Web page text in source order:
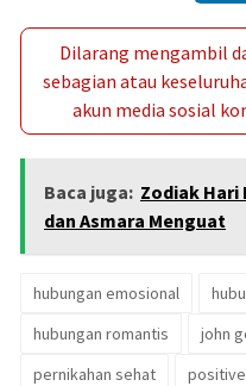
Dilarang mengambil
sebagian atau
akun media sosial
Baca juga: Zodiak Hari
dan Asmara Menguat
hubungan emosional
hubungan romantis
john
pernikahan sehat